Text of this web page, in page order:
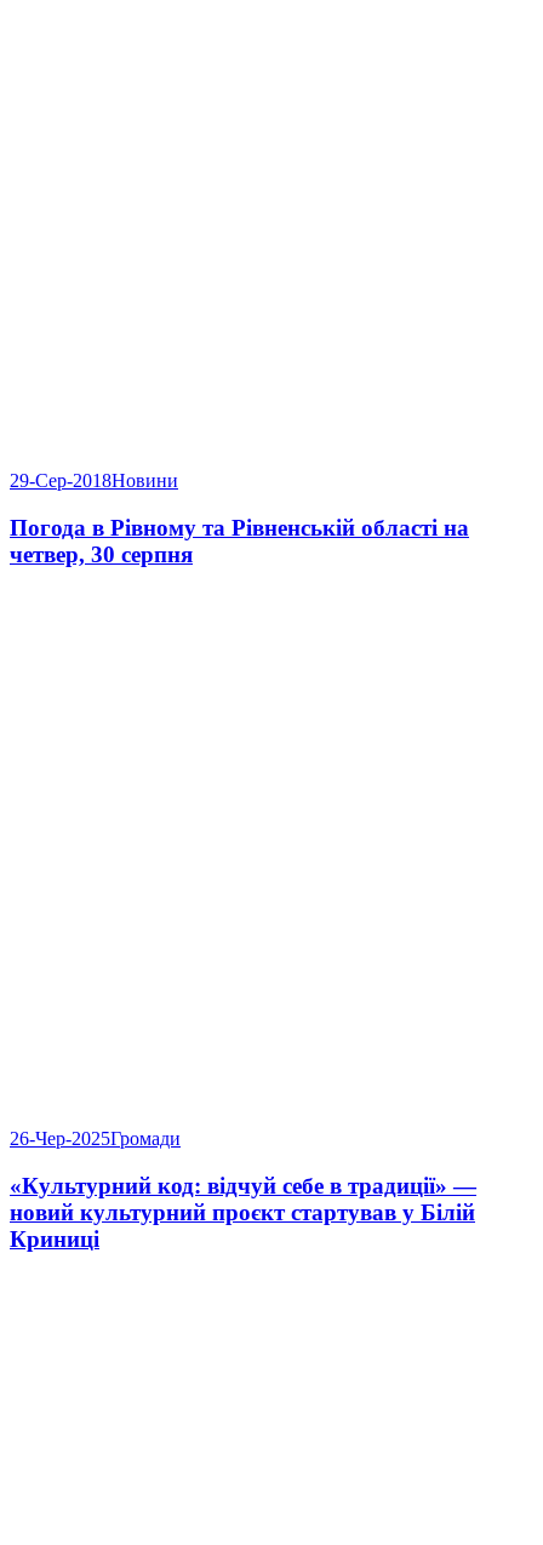
29-Сер-2018Новини
Погода в Рівному та Рівненській області на
четвер, 30 серпня
26-Чер-2025Громади
«Культурний код: відчуй себе в традиції» —
новий культурний проєкт стартував у Білій
Криниці